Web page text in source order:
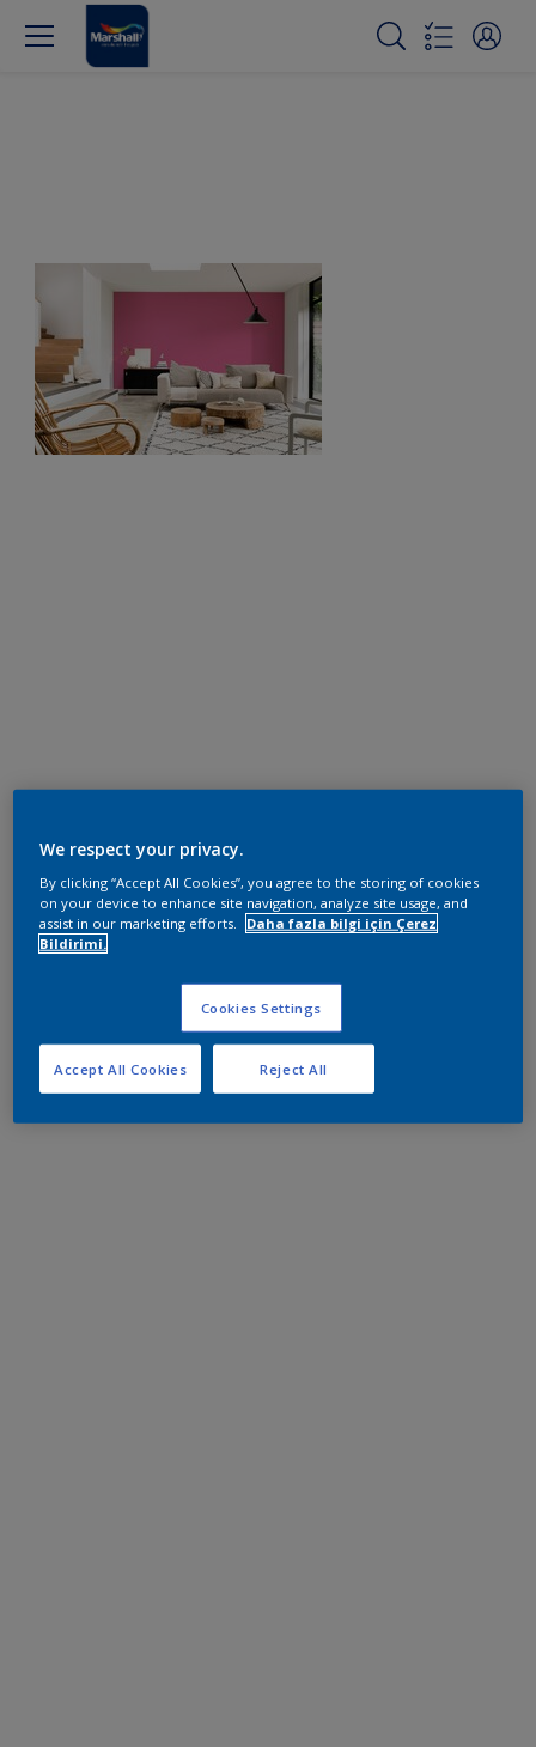
We respect your privacy.
By clicking “Accept All Cookies”, you agree to the storing of cookies
on your device to enhance site navigation, analyze site usage, and
assist in our marketing efforts.
Daha fazla bilgi için Çerez
Bildirimi.
Cookies Settings
Reject All
Accept All Cookies